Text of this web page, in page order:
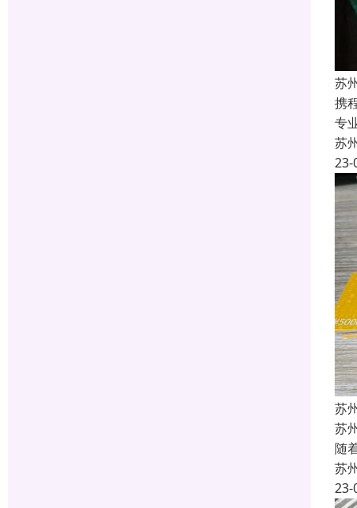
苏
携
专
苏
23-
苏
苏
随
苏
23-